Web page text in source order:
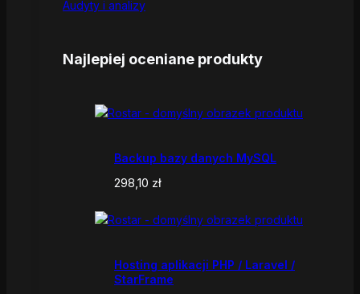
Audyty i analizy
Najlepiej oceniane produkty
Backup bazy danych MySQL
298,10 zł
Hosting aplikacji PHP / Laravel /
StarFrame